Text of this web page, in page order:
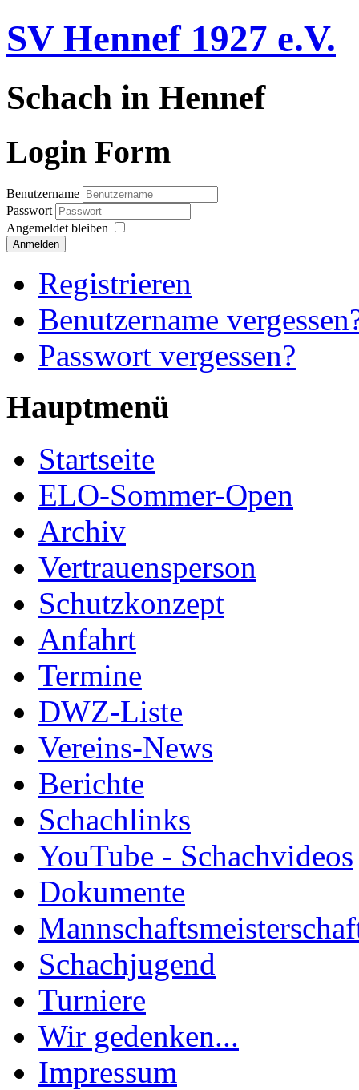
SV Hennef 1927 e.V.
Schach in Hennef
Login Form
Benutzername
Passwort
Angemeldet bleiben
Anmelden
Registrieren
Benutzername
Passwort vergessen?
Hauptmenü
Startseite
ELO-Sommer-Open
Archiv
Vertrauensperson
Schutzkonzept
Anfahrt
Termine
DWZ-Liste
Vereins-News
Berichte
Schachlinks
YouTube - Schachvideos
Dokumente
Schachjugend
Turniere
Wir gedenken...
Impressum